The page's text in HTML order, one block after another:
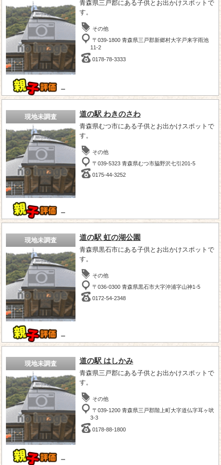
－
青森県三戸郡にある子供とお出かけスポットで
す。
その他
〒039-1800 青森県三戸郡新郷村大字戸来字雨池
11-2
0178-78-3333
現地未調査
－
道の駅 わきのさわ
青森県むつ市にある子供とお出かけスポットで
す。
その他
〒039-5323 青森県むつ市脇野沢七引201-5
0175-44-3252
現地未調査
－
道の駅 虹の湖公園
青森県黒石市にある子供とお出かけスポットで
す。
その他
〒036-0300 青森県黒石市大字沖浦字山神1-5
0172-54-2348
現地未調査
－
道の駅 はしかみ
青森県三戸郡にある子供とお出かけスポットで
す。
その他
〒039-1200 青森県三戸郡階上町大字道仏字耳ヶ吠
3-3
0178-88-1800